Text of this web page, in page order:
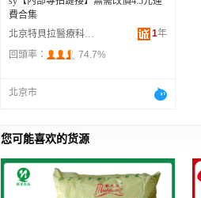
費合集
北京特貝拉醫療科技有限公司
1年
回頭率：
74.7%
北京市
您可能喜欢的货源